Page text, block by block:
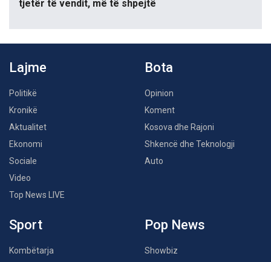
tjetër të vendit, më të shpejtë
Lajme
Politikë
Kronikë
Aktualitet
Ekonomi
Sociale
Video
Top News LIVE
Bota
Opinion
Koment
Kosova dhe Rajoni
Shkencë dhe Teknologji
Auto
Sport
Kombëtarja
Pop News
Showbiz